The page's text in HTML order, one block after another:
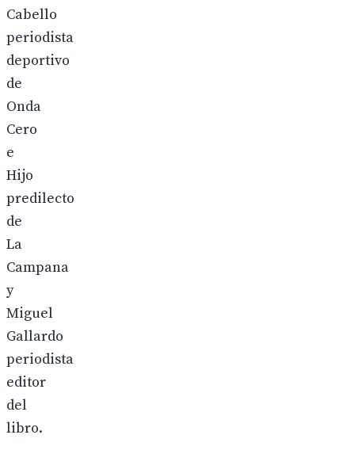
Cabello
periodista
deportivo
de
Onda
Cero
e
Hijo
predilecto
de
La
Campana
y
Miguel
Gallardo
periodista
editor
del
libro.